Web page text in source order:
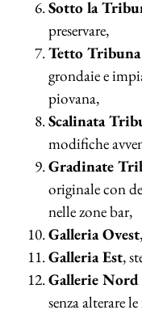
Sotto la
preservare,
Tetto
grondaie e
piovana,
Scalinata
modifiche
Gradinate
originale con
nelle zone bar,
Galleria Ovest
Galleria Est,
Gallerie Nord
senza alterare